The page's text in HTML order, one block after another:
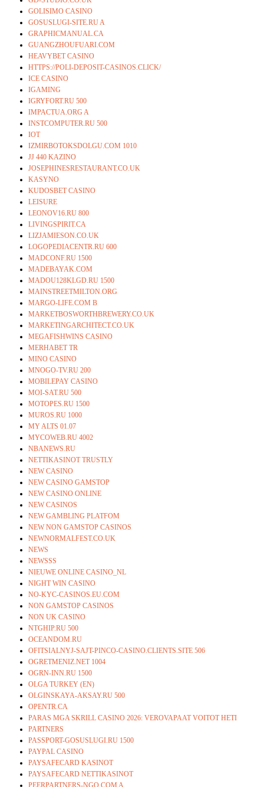
GOLISIMO CASINO
GOSUSLUGI-SITE.RU A
GRAPHICMANUAL.CA
GUANGZHOUFUARI.COM
HEAVYBET CASINO
HTTPS://POLI-DEPOSIT-CASINOS.CLICK/
ICE CASINO
IGAMING
IGRYFORT.RU 500
IMPACTUA.ORG A
INSTCOMPUTER.RU 500
IOT
IZMIRBOTOKSDOLGU.COM 1010
JJ 440 KAZINO
JOSEPHINESRESTAURANT.CO.UK
KASYNO
KUDOSBET CASINO
LEISURE
LEONOV16.RU 800
LIVINGSPIRIT.CA
LIZJAMIESON.CO.UK
LOGOPEDIACENTR.RU 600
MADCONF.RU 1500
MADEBAYAK.COM
MADOU128KLGD.RU 1500
MAINSTREETMILTON.ORG
MARGO-LIFE.COM B
MARKETBOSWORTHBREWERY.CO.UK
MARKETINGARCHITECT.CO.UK
MEGAFISHWINS CASINO
MERHABET TR
MINO CASINO
MNOGO-TV.RU 200
MOBILEPAY CASINO
MOI-SAT.RU 500
MOTOPES.RU 1500
MUROS.RU 1000
MY ALTS 01.07
MYCOWEB.RU 4002
NBANEWS.RU
NETTIKASINOT TRUSTLY
NEW CASINO
NEW CASINO GAMSTOP
NEW CASINO ONLINE
NEW CASINOS
NEW GAMBLING PLATFOM
NEW NON GAMSTOP CASINOS
NEWNORMALFEST.CO.UK
NEWS
NEWSSS
NIEUWE ONLINE CASINO_NL
NIGHT WIN CASINO
NO-KYC-CASINOS.EU.COM
NON GAMSTOP CASINOS
NON UK CASINO
NTGHIP.RU 500
OCEANDOM.RU
OFITSIALNYJ-SAJT-PINCO-CASINO.CLIENTS.SITE 506
OGRETMENIZ.NET 1004
OGRN-INN.RU 1500
OLGA TURKEY (EN)
OLGINSKAYA-AKSAY.RU 500
OPENTR.CA
PARAS MGA SKRILL CASINO 2026: VEROVAPAAT VOITOT HETI
PARTNERS
PASSPORT-GOSUSLUGI.RU 1500
PAYPAL CASINO
PAYSAFECARD KASINOT
PAYSAFECARD NETTIKASINOT
PEERPARTNERS-NGO.COM A